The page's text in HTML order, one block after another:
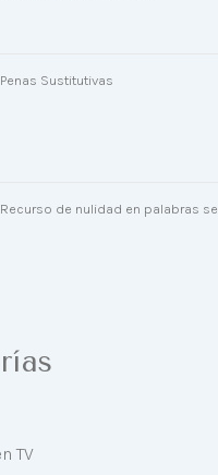
Penas Sustitutivas
Recurso de nulidad en palabras
TV